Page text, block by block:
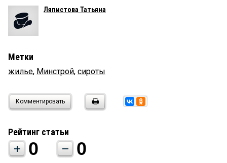
Ляпистова Татьяна
Метки
жилье, Минстрой, сироты
Комментировать
Рейтинг статьи
0 0